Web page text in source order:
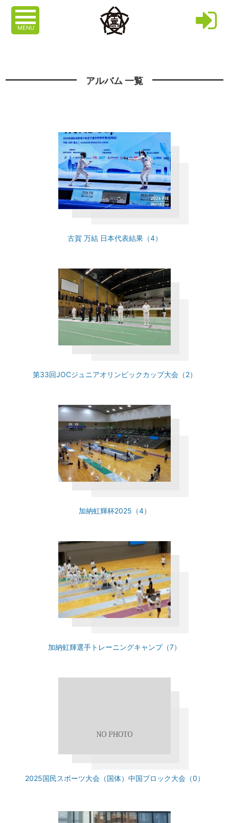
MENU
アルバム 一覧
古賀 万結 日本代表結果（4）
第33回JOCジュニアオリンピックカップ大会（2）
加納虹輝杯2025（4）
加納虹輝選手トレーニングキャンプ（7）
2025国民スポーツ大会（国体）中国ブロック大会（0）